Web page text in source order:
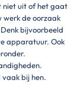
niet uit of het gaat
werk de oorzaak
bijvoorbeeld
apparatuur. Ook
bij hen.